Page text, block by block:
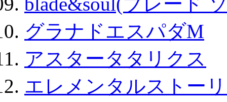
グラナドエスパダM
アスタータタリクス
エレメンタルストー